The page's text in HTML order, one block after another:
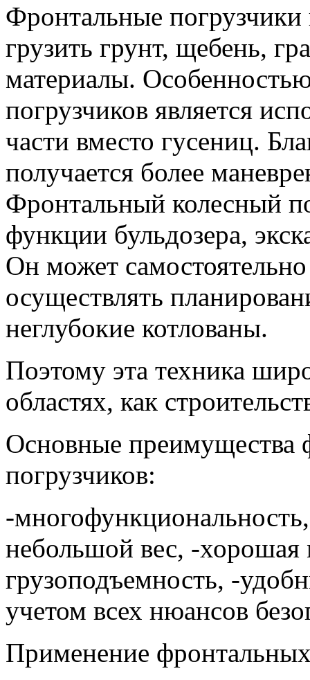
Фронтальные погрузчики
грузить грунт, щебень,
материалы.
погрузчиков является
части вместо гусениц.
получается более
Фронтальный колесный
функции бульдозера,
Он может
осуществлять
неглубокие котлованы.
Поэтому эта техника
областях, как
Основные преимущества
погрузчиков:
-
небольшой вес, -хорошая
грузоподъемность, -
учетом всех нюансов
Применение